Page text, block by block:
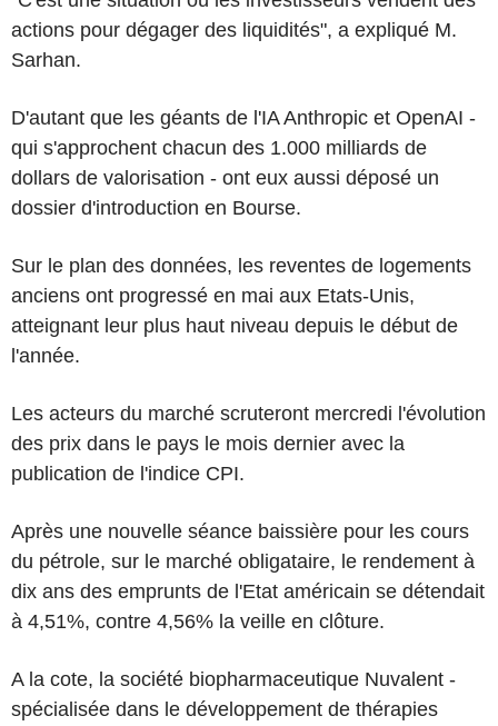
actions pour dégager des liquidités", a expliqué M.
Sarhan.
D'autant que les géants de l'IA Anthropic et OpenAI -
qui s'approchent chacun des 1.000 milliards de
dollars de valorisation - ont eux aussi déposé un
dossier d'introduction en Bourse.
Sur le plan des données, les reventes de logements
anciens ont progressé en mai aux Etats-Unis,
atteignant leur plus haut niveau depuis le début de
l'année.
Les acteurs du marché scruteront mercredi l'évolution
des prix dans le pays le mois dernier avec la
publication de l'indice CPI.
Après une nouvelle séance baissière pour les cours
du pétrole, sur le marché obligataire, le rendement à
dix ans des emprunts de l'Etat américain se détendait
à 4,51%, contre 4,56% la veille en clôture.
A la cote, la société biopharmaceutique Nuvalent -
spécialisée dans le développement de thérapies